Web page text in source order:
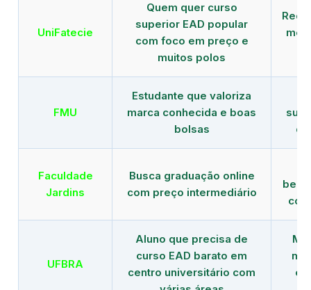
UniFatecie
Quem quer curso
superior EAD popular
com foco em preço e
muitos polos
FMU
Estudante que valoriza
marca conhecida e boas
bolsas
Faculdade
Jardins
Busca graduação online
com preço intermediário
UFBRA
Aluno que precisa de
curso EAD barato em
centro universitário com